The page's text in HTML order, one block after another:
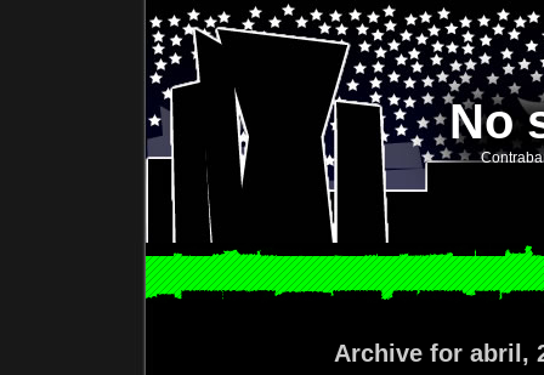
No
Archive for abril,